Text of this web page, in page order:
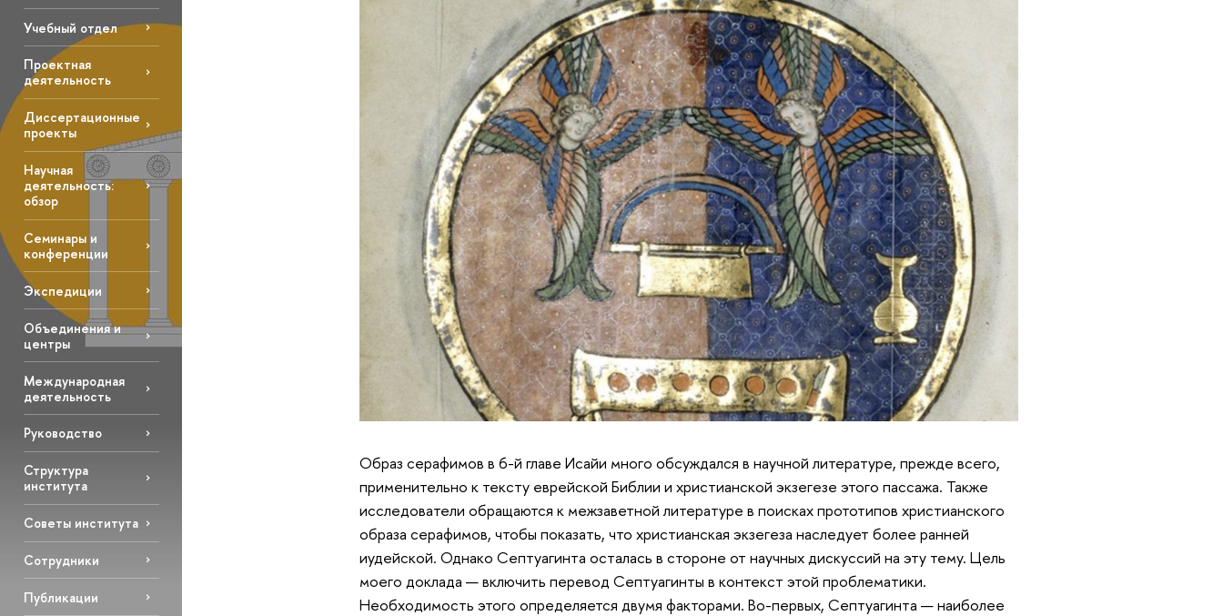
Учебный отдел
Проектная
деятельность
Диссертационные
проекты
Научная
деятельность:
обзор
Семинары и
конференции
Экспедиции
Объединения и
центры
Международная
деятельность
Руководство
Структура
института
Советы института
Сотрудники
Публикации
Образ серафимов в 6-й главе Исайи много обсуждался в научной литературе, прежде всего,
применительно к тексту еврейской Библии и христианской экзегезе этого пассажа. Также
исследователи обращаются к межзаветной литературе в поисках прототипов христианского
образа серафимов, чтобы показать, что христианская экзегеза наследует более ранней
иудейской. Однако Септуагинта осталась в стороне от научных дискуссий на эту тему. Цель
моего доклада — включить перевод Септуагинты в контекст этой проблематики.
Необходимость этого определяется двумя факторами. Во-первых, Септуагинта — наиболее